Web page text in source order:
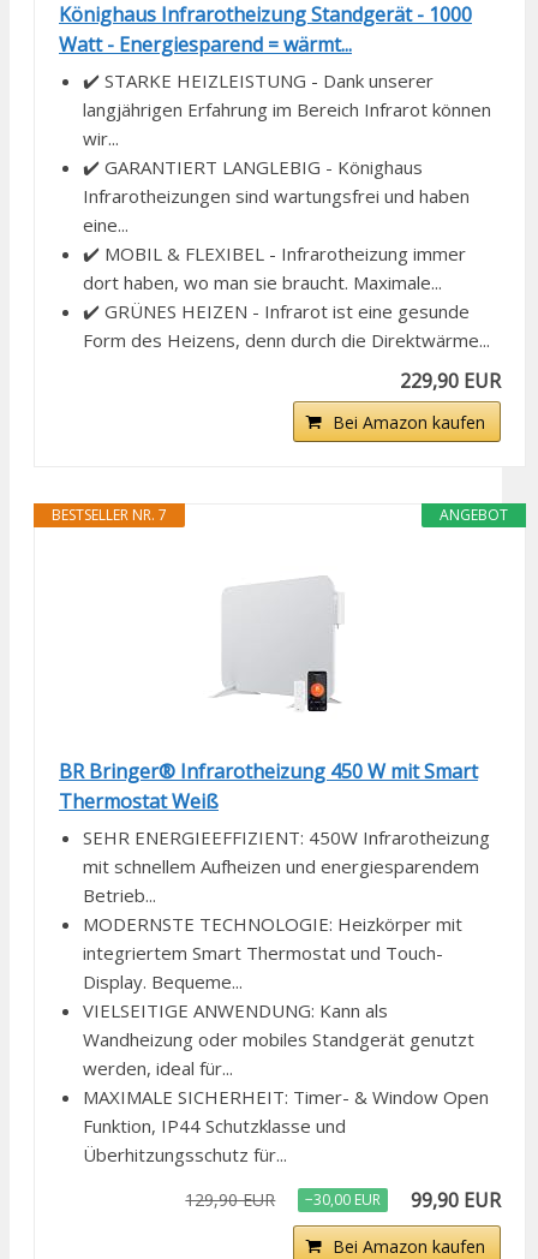
Könighaus Infrarotheizung Standgerät - 1000
Watt - Energiesparend = wärmt...
✔️ STARKE HEIZLEISTUNG - Dank unserer
langjährigen Erfahrung im Bereich Infrarot können
wir...
✔️ GARANTIERT LANGLEBIG - Könighaus
Infrarotheizungen sind wartungsfrei und haben
eine...
✔️ MOBIL & FLEXIBEL - Infrarotheizung immer
dort haben, wo man sie braucht. Maximale...
✔️ GRÜNES HEIZEN - Infrarot ist eine gesunde
Form des Heizens, denn durch die Direktwärme...
229,90 EUR
Bei Amazon kaufen
ANGEBOT
BESTSELLER NR. 7
BR Bringer® Infrarotheizung 450 W mit Smart
Thermostat Weiß
SEHR ENERGIEEFFIZIENT: 450W Infrarotheizung
mit schnellem Aufheizen und energiesparendem
Betrieb...
MODERNSTE TECHNOLOGIE: Heizkörper mit
integriertem Smart Thermostat und Touch-
Display. Bequeme...
VIELSEITIGE ANWENDUNG: Kann als
Wandheizung oder mobiles Standgerät genutzt
werden, ideal für...
MAXIMALE SICHERHEIT: Timer- & Window Open
Funktion, IP44 Schutzklasse und
Überhitzungsschutz für...
129,90 EUR −30,00 EUR 99,90 EUR
Bei Amazon kaufen